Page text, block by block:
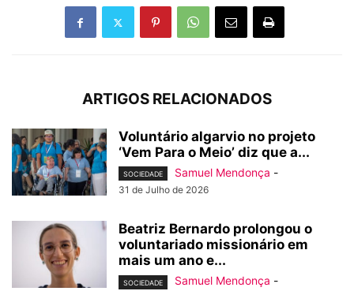
ARTIGOS RELACIONADOS
Voluntário algarvio no projeto
‘Vem Para o Meio’ diz que a...
SOCIEDADE Samuel Mendonça -
31 de Julho de 2026
Beatriz Bernardo prolongou o
voluntariado missionário em
mais um ano e...
SOCIEDADE Samuel Mendonça -